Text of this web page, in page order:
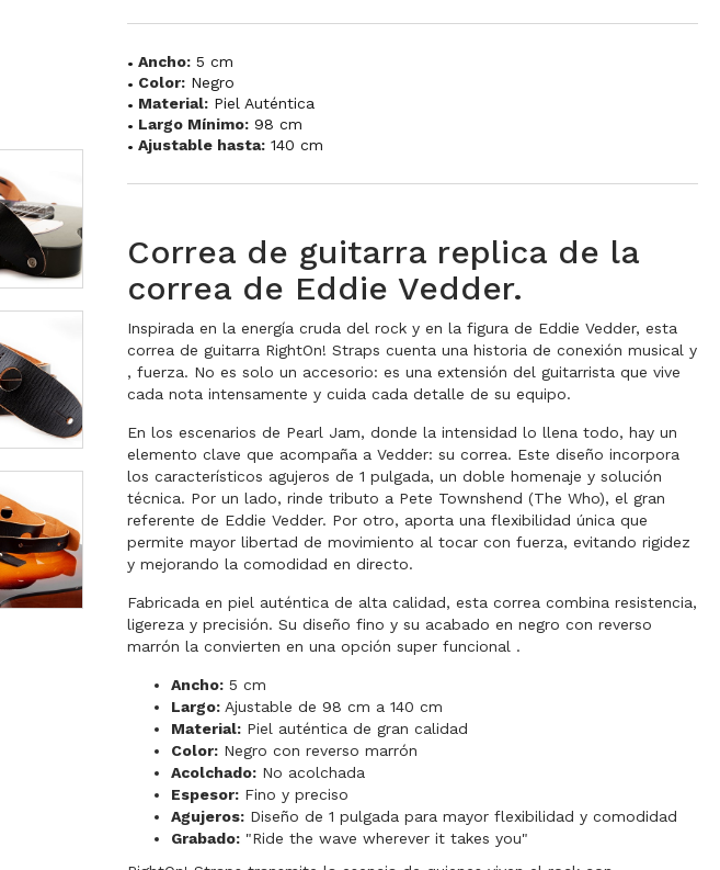
Ancho: 5 cm
Color: Negro
Material: Piel Auténtica
Largo Mínimo: 98 cm
Ajustable hasta: 140 cm
Correa de guitarra replica de la
correa de Eddie Vedder.
Inspirada en la energía cruda del rock y en la figura de Eddie Vedder, esta
correa de guitarra RightOn! Straps cuenta una historia de conexión musical y
, fuerza. No es solo un accesorio: es una extensión del guitarrista que vive
cada nota intensamente y cuida cada detalle de su equipo.
En los escenarios de Pearl Jam, donde la intensidad lo llena todo, hay un
elemento clave que acompaña a Vedder: su correa. Este diseño incorpora
los característicos agujeros de 1 pulgada, un doble homenaje y solución
técnica. Por un lado, rinde tributo a Pete Townshend (The Who), el gran
referente de Eddie Vedder. Por otro, aporta una flexibilidad única que
permite mayor libertad de movimiento al tocar con fuerza, evitando rigidez
y mejorando la comodidad en directo.
Fabricada en piel auténtica de alta calidad, esta correa combina resistencia,
ligereza y precisión. Su diseño fino y su acabado en negro con reverso
marrón la convierten en una opción super funcional .
Ancho: 5 cm
Largo: Ajustable de 98 cm a 140 cm
Material: Piel auténtica de gran calidad
Color: Negro con reverso marrón
Acolchado: No acolchada
Espesor: Fino y preciso
Agujeros: Diseño de 1 pulgada para mayor flexibilidad y comodidad
Grabado: "Ride the wave wherever it takes you"